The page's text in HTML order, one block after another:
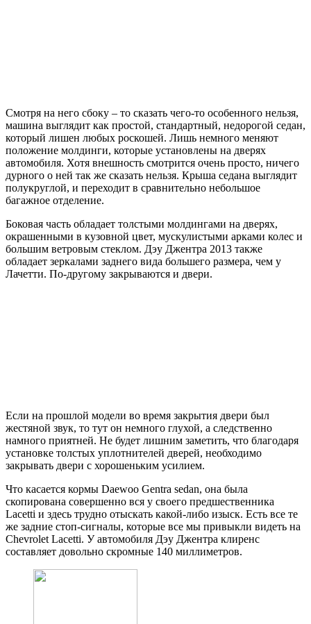
Смотря на него сбоку – то сказать чего-то особенного нельзя,
машина выглядит как простой, стандартный, недорогой седан,
который лишен любых роскошей. Лишь немного меняют
положение молдинги, которые установлены на дверях
автомобиля. Хотя внешность смотрится очень просто, ничего
дурного о ней так же сказать нельзя. Крыша седана выглядит
полукруглой, и переходит в сравнительно небольшое
багажное отделение.
Боковая часть обладает толстыми молдингами на дверях,
окрашенными в кузовной цвет, мускулистыми арками колес и
большим ветровым стеклом. Дэу Джентра 2013 также
обладает зеркалами заднего вида большего размера, чем у
Лачетти. По-другому закрываются и двери.
Если на прошлой модели во время закрытия двери был
жестяной звук, то тут он немного глухой, а следственно
намного приятней. Не будет лишним заметить, что благодаря
установке толстых уплотнителей дверей, необходимо
закрывать двери с хорошеньким усилием.
Что касается кормы Daewoo Gentra sedan, она была
скопирована совершенно вся у своего предшественника
Lacetti и здесь трудно отыскать какой-либо изыск. Есть все те
же задние стоп-сигналы, которые все мы привыкли видеть на
Chevrolet Lacetti. У автомобиля Дэу Джентра клиренс
составляет довольно скромные 140 миллиметров.